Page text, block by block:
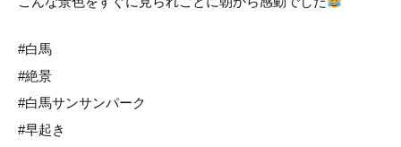
#白馬
#絶景
#白馬サンサンパーク
#早起き